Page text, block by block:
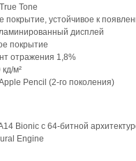
Tone
устойчивое к
дисплей
покрытие
отражения 1,8%
м²
Pencil (2‑го поколения)
Bionic с 64-битной
Engine